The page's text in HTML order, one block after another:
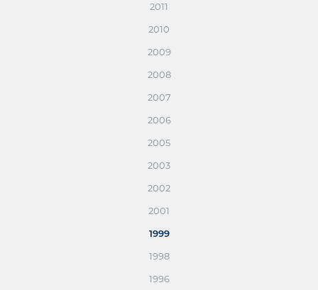
2011
2010
2009
2008
2007
2006
2005
2003
2002
2001
1999
1998
1996